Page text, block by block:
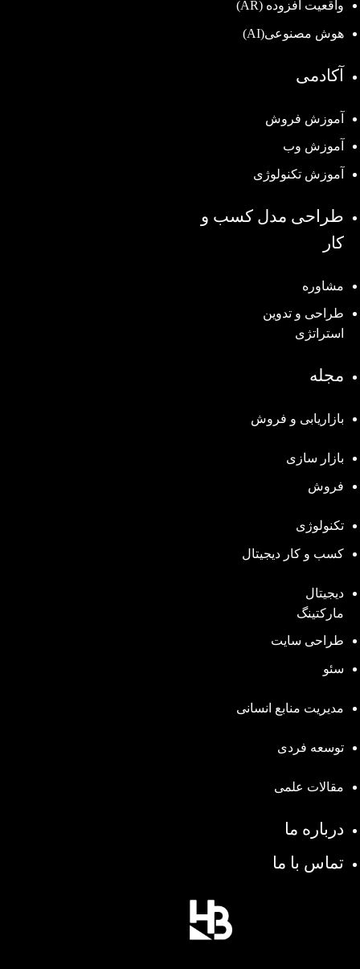
واقعیت افزوده (AR)
هوش مصنوعی(AI)
آکادمی
آموزش فروش
آموزش وب
آموزش تکنولوژی
طراحی مدل کسب و
کار
مشاوره
طراحی و تدوین
استراتژی
مجله
بازاریابی و فروش
بازار سازی
فروش
تکنولوژی
کسب و کار دیجیتال
دیجیتال
مارکتینگ
طراحی سایت
سئو
مدیریت منابع انسانی
توسعه فردی
مقالات علمی
درباره ما
تماس با ما